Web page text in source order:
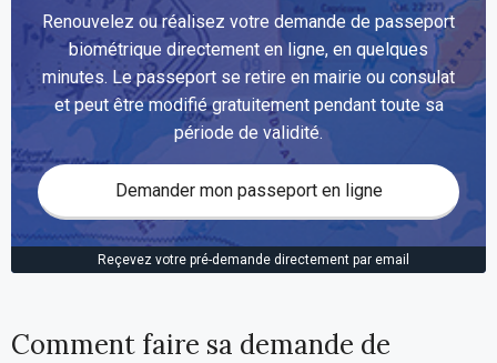
Renouvelez ou réalisez votre demande de passeport
biométrique directement en ligne, en quelques
minutes. Le passeport se retire en mairie ou consulat
et peut être modifié gratuitement pendant toute sa
période de validité.
Demander mon passeport en ligne
Reçevez votre pré-demande directement par email
Comment faire sa demande de